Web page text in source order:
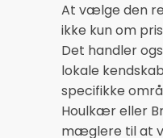
At vælge den
ikke kun om
Det handler
lokale
specifikke
Houlkær eller
mæglere til at